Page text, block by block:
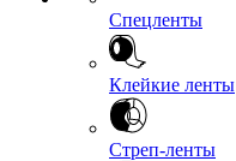
Спецленты
Клейкие ленты
Стреп-ленты